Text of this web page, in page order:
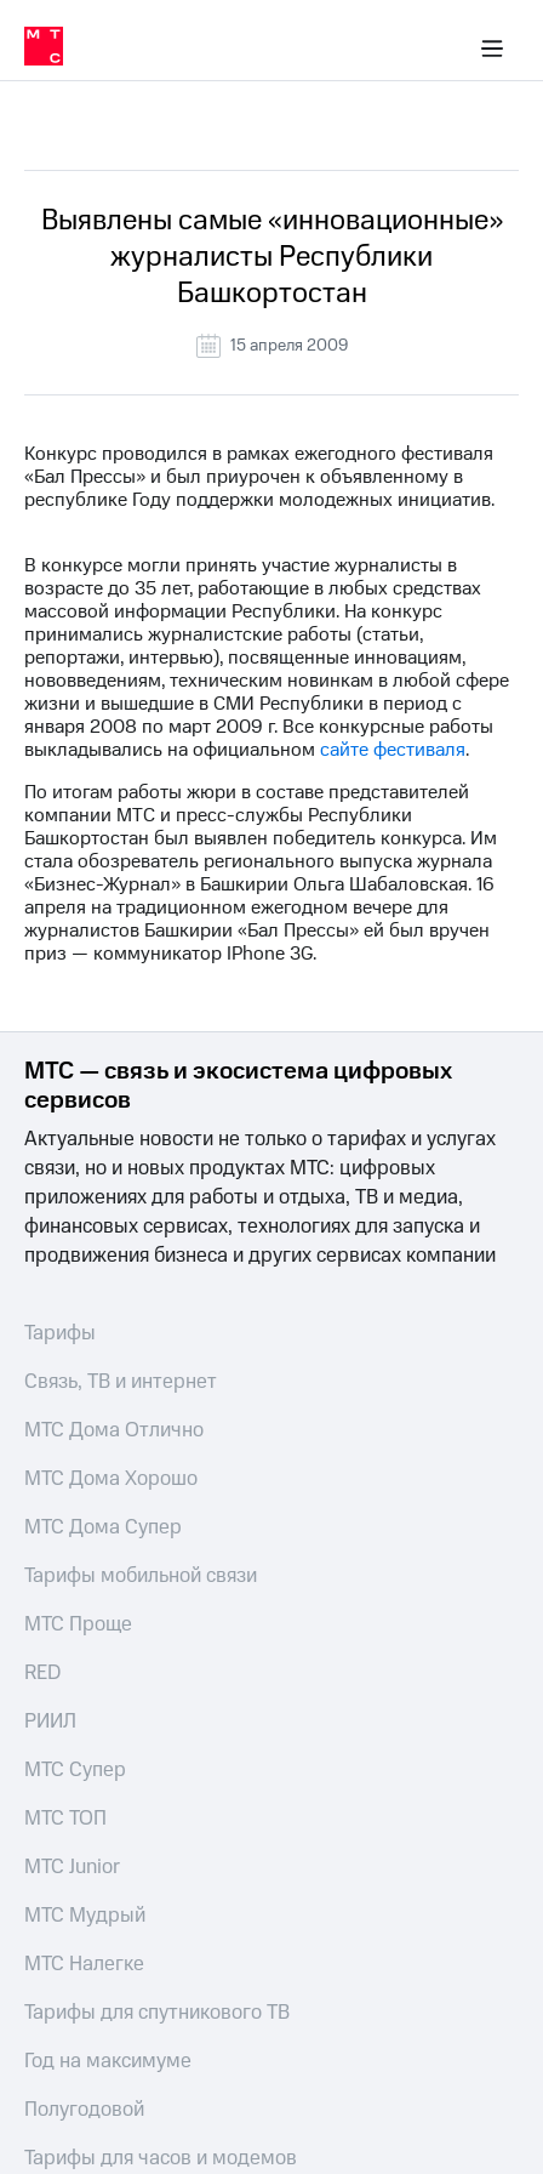
Медиа-центр
и акционерам
Устойчивое развитие
Комплаенс и деловая этика
компании
Карьера
История
компании
Руководство
информация
Контакты
Медиа-центр
Пресс-
МТС
о технологиях
Достижения
Интервью
Финансовая
Контакты
Новости
в
регионе
и акционерам
секретарь
Раскрытие
информации
Информация
акционерам
ПАО
"МТС"
Собрания
Акционерный
капитал
и
Рынок
Программа
Порядок
Описание
Еврооблигации-2023
Уведомление
погашении
облигаций
Реквизиты
развитие
На главную
в МТС
Пресс-
релизы
о технологиях
Выявлены самые «инновационные»
журналисты Республики
Башкортостан
15 апреля 2009
Конкурс проводился в рамках ежегодного фестиваля
«Бал Прессы» и был приурочен к объявленному в
республике Году поддержки молодежных инициатив.
В конкурсе могли принять участие журналисты в
возрасте до 35 лет, работающие в любых средствах
массовой информации Республики. На конкурс
принимались журналистские работы (статьи,
репортажи, интервью), посвященные инновациям,
нововведениям, техническим новинкам в любой сфере
жизни и вышедшие в СМИ Республики в период с
января 2008 по март 2009 г. Все конкурсные работы
выкладывались на официальном сайте фестиваля.
По итогам работы жюри в составе представителей
компании МТС и пресс-службы Республики
Башкортостан был выявлен победитель конкурса. Им
стала обозреватель регионального выпуска журнала
«Бизнес-Журнал» в Башкирии Ольга Шабаловская. 16
апреля на традиционном ежегодном вечере для
журналистов Башкирии «Бал Прессы» ей был вручен
приз — коммуникатор IPhone 3G.
МТС — связь и экосистема цифровых
сервисов
Актуальные новости не только о тарифах и услугах
связи, но и новых продуктах МТС: цифровых
приложениях для работы и отдыха, ТВ и медиа,
финансовых сервисах, технологиях для запуска и
продвижения бизнеса и других сервисах компании
Тарифы
Связь, ТВ и интернет
МТС Дома Отлично
МТС Дома Хорошо
МТС Дома Супер
Тарифы мобильной связи
МТС Проще
RED
РИИЛ
МТС Супер
МТС ТОП
МТС Junior
МТС Мудрый
МТС Налегке
Тарифы для спутникового ТВ
Год на максимуме
Полугодовой
Тарифы для часов и модемов